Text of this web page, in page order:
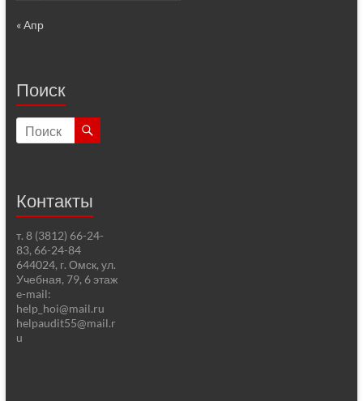
« Апр
Поиск
Контакты
т. 8 (3812) 66-24-
83, 66-24-84
644024, г. Омск, ул.
Учебная, 79, 6 этаж
e-mail:
help_hoi@mail.ru
helpaudit55@mail.r
u